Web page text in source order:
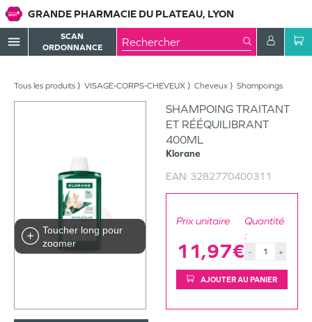
GRANDE PHARMACIE DU PLATEAU, LYON
menu
SCAN
ORDONNANCE
Tous les produits VISAGE-CORPS-CHEVEUX Cheveux Shampoings
Toucher long pour
zoomer
SHAMPOING TRAITANT
ET RÉÉQUILIBRANT
400ML
Klorane
EAN: 3282770400311
Prix unitaire
11,97€
Quantité
:
- +
AJOUTER AU PANIER